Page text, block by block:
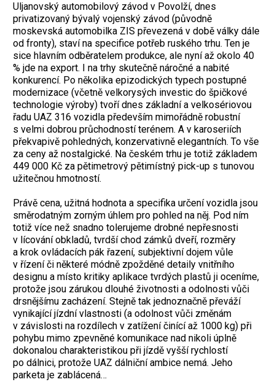
Uljanovský automobilový závod v Povolží, dnes
privatizovaný bývalý vojenský závod (původně
moskevská automobilka ZIS převezená v době války dále
od fronty), staví na specifice potřeb ruského trhu. Ten je
sice hlavním odběratelem produkce, ale nyní až okolo 40
% jde na export. I na trhy skutečně náročné a nabité
konkurencí. Po několika epizodických typech postupné
modernizace (včetně velkorysých investic do špičkové
technologie výroby) tvoří dnes základní a velkosériovou
řadu UAZ 316 vozidla především mimořádně robustní
s velmi dobrou průchodností terénem. A v karoseriích
překvapivě pohledných, konzervativně elegantních. To vše
za ceny až nostalgické. Na českém trhu je totiž základem
449 000 Kč za pětimetrový pětimístný pick-up s tunovou
užitečnou hmotností.
Právě cena, užitná hodnota a specifika určení vozidla jsou
směrodatným zorným úhlem pro pohled na něj. Pod ním
totiž více než snadno tolerujeme drobné nepřesnosti
v lícování obkladů, tvrdší chod zámků dveří, rozměry
a krok ovládacích pák řazení, subjektivní dojem vůle
v řízení či některé módně zpožděné detaily vnitřního
designu a místo kritiky aplikace tvrdých plastů ji oceníme,
protože jsou zárukou dlouhé životnosti a odolnosti vůči
drsnějšímu zacházení. Stejně tak jednoznačně převáží
vynikající jízdní vlastnosti (a odolnost vůči změnám
v závislosti na rozdílech v zatížení činící až 1000 kg) při
pohybu mimo zpevněné komunikace nad nikoli úplně
dokonalou charakteristikou při jízdě vyšší rychlostí
po dálnici, protože UAZ dálniční ambice nemá. Jeho
parketa je zablácená…